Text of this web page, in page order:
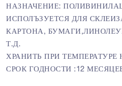
НАЗНАЧЕНИЕ:
ИСПОЛЪЗУЕТСЯ ДЛЯ
КАРТОНА,
Т.Д.
ХРАНИТЬ ПРИ ТЕМПЕРАТУРЕ
СРОК ГОДНОСТИ :12